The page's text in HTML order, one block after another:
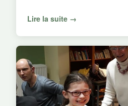
Lire la suite →